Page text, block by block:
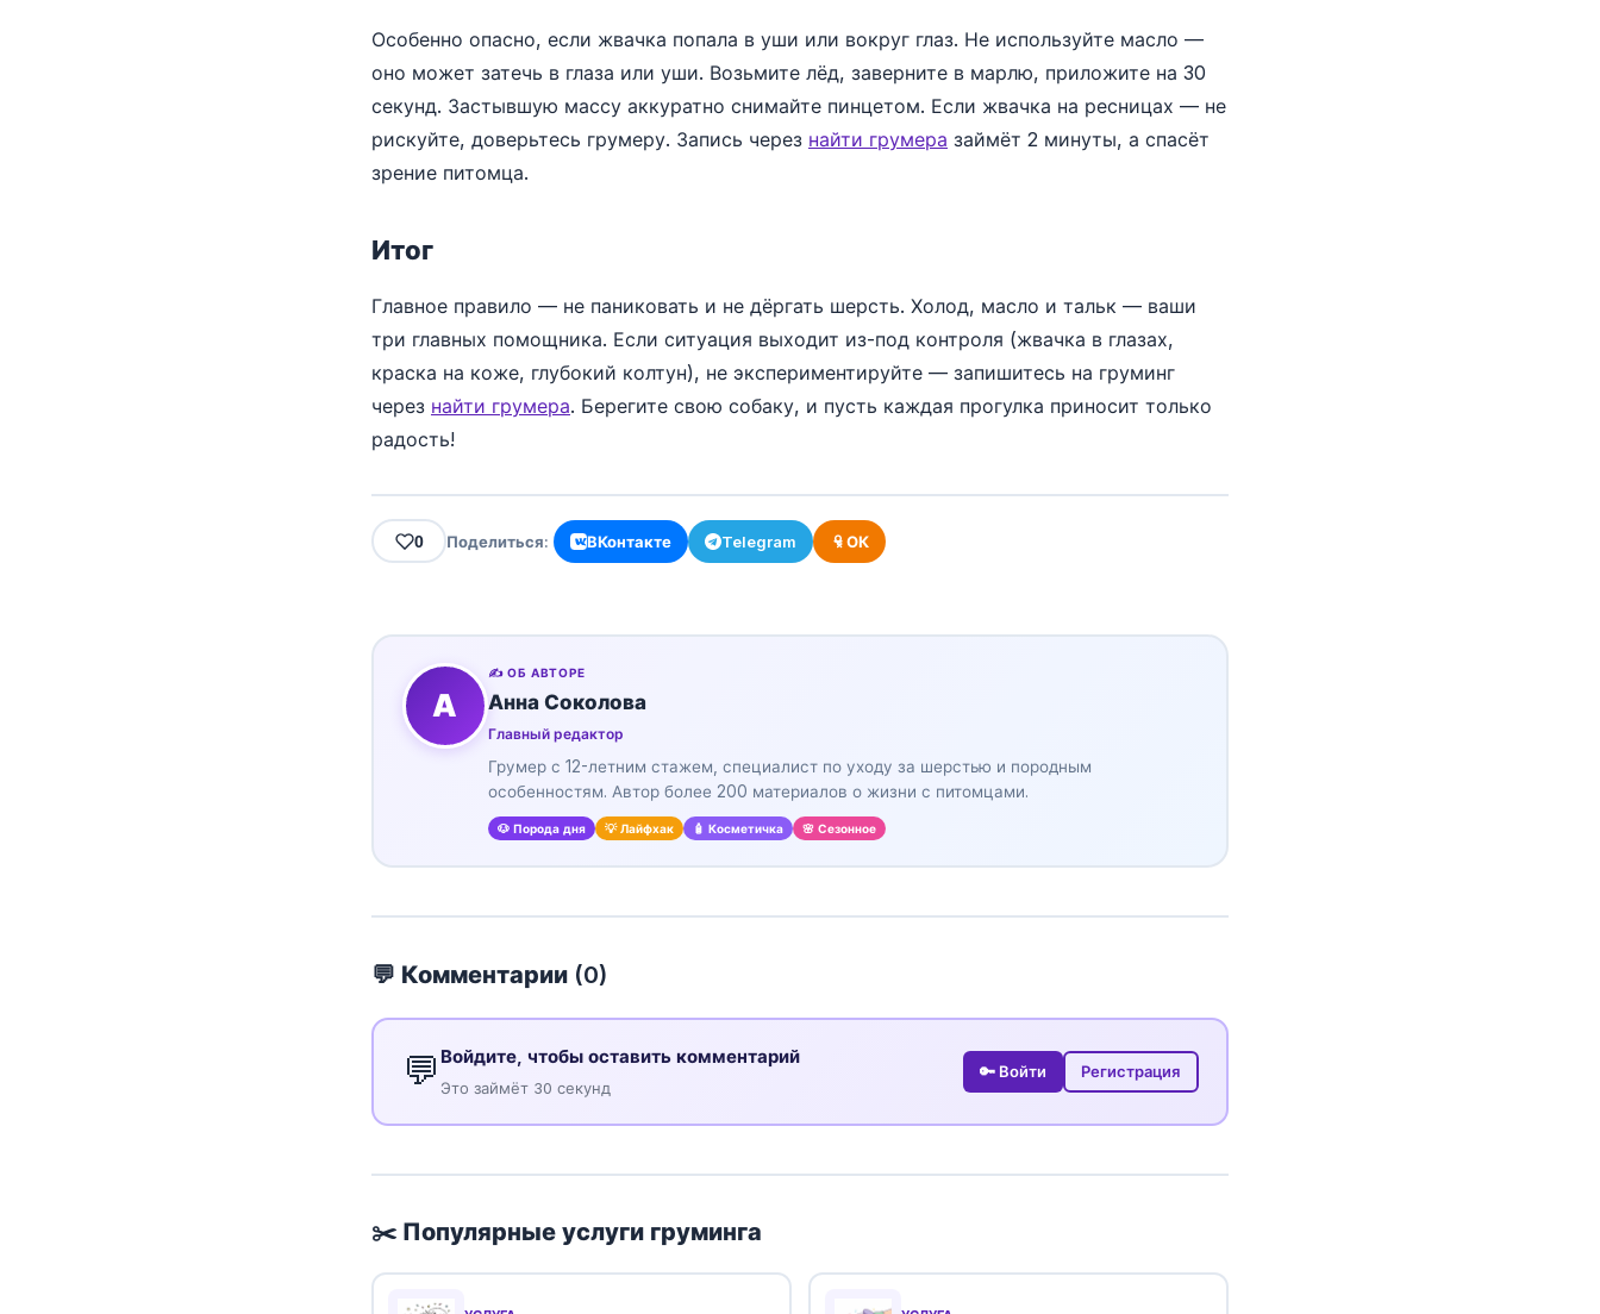
Особенно опасно, если жвачка попала в уши или вокруг глаз. Не используйте масло —
оно может затечь в глаза или уши. Возьмите лёд, заверните в марлю, приложите на 30
секунд. Застывшую массу аккуратно снимайте пинцетом. Если жвачка на ресницах — не
рискуйте, доверьтесь грумеру. Запись через найти грумера займёт 2 минуты, а спасёт
зрение питомца.
Итог
Главное правило — не паниковать и не дёргать шерсть. Холод, масло и тальк — ваши
три главных помощника. Если ситуация выходит из-под контроля (жвачка в глазах,
краска на коже, глубокий колтун), не экспериментируйте — запишитесь на груминг
через найти грумера. Берегите свою собаку, и пусть каждая прогулка приносит только
радость!
0 Поделиться: ВКонтакте Telegram ОК
А
✍️ ОБ АВТОРЕ
Анна Соколова
Главный редактор
Грумер с 12-летним стажем, специалист по уходу за шерстью и породным
особенностям. Автор более 200 материалов о жизни с питомцами.
🐶 Порода дня 💡 Лайфхак 🧴 Косметичка 🌸 Сезонное
💬 Комментарии (0)
💬 Войдите, чтобы оставить комментарий
Это займёт 30 секунд
🔑 Войти Регистрация
✂️ Популярные услуги груминга